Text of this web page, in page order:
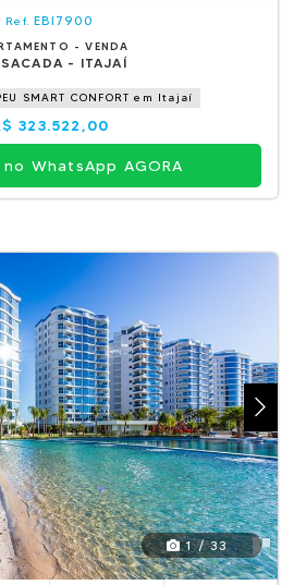
Ref. EBI7900
- VENDA
- ITAJAÍ
SMART CONFORT em Itajaí
323.522,00
no WhatsApp AGORA
1 / 33